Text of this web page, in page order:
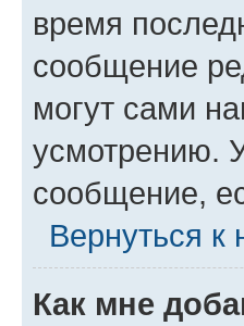
время
сообщение
могут сами
усмотрению.
сообщение,
Вернуться к
Как мне